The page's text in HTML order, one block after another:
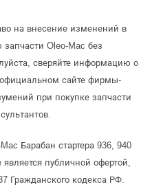
на внесение изменений в
Oleo-Mac без
сверяйте информацию о
сайте фирмы-
при покупке запчасти
Барабан стартера 936, 940
публичной офертой,
Гражданского кодекса РФ.